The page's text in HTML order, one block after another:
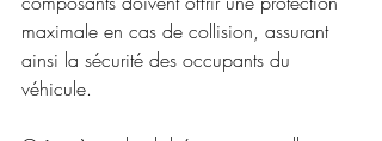
maximale en cas de collision, assurant
ainsi la sécurité des occupants du
véhicule.